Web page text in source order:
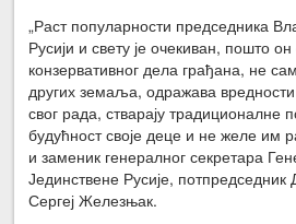
„Раст популарности председника
Русији и свету је очекиван, пошто
конзервативног дела грађана, не
других земаља, одражава
свог рада, стварају традиционалне
будућност своје деце и не желе им
и заменик генералног секретара
Јединствене Русије,
Сергеј Железњак.